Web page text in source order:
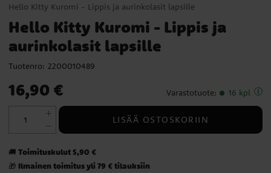
Hello Kitty Kuromi - Lippis ja aurinkolasit lapsille
Hello Kitty Kuromi - Lippis ja
aurinkolasit lapsille
Tuotenro: 2200010489
Hinta:16,90 €
16,90 € Varastotuote: 16 kpl
LISÄÄ OSTOSKORIIN
🚚 Toimituskulut 5,90 €
🎁 Ilmainen toimitus yli 79 € tilauksiin